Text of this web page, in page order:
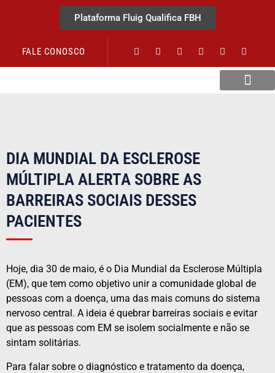
Plataforma Fluig Qualifica FBH
FALE CONOSCO
DIA MUNDIAL DA ESCLEROSE
MÚLTIPLA ALERTA SOBRE AS
BARREIRAS SOCIAIS DESSES
PACIENTES
Hoje, dia 30 de maio, é o Dia Mundial da Esclerose Múltipla
(EM), que tem como objetivo unir a comunidade global de
pessoas com a doença, uma das mais comuns do sistema
nervoso central. A ideia é quebrar barreiras sociais e evitar
que as pessoas com EM se isolem socialmente e não se
sintam solitárias.
Para falar sobre o diagnóstico e tratamento da doença,